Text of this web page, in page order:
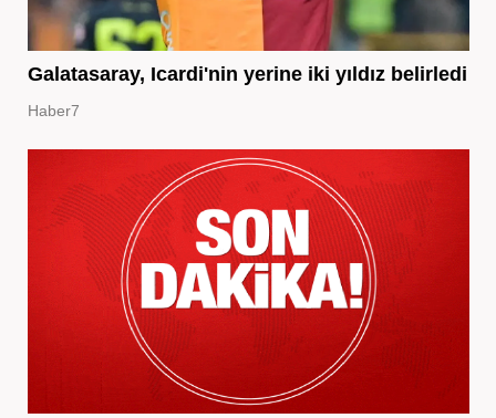
Galatasaray, Icardi'nin yerine iki yıldız belirledi
Haber7